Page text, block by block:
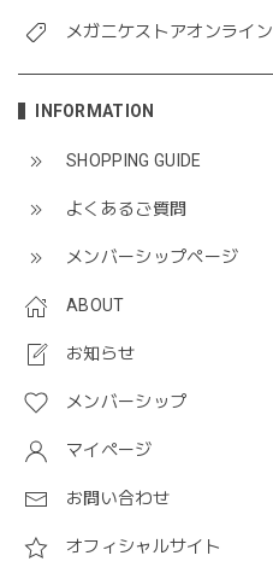
メガニケストアオンライン
INFORMATION
SHOPPING GUIDE
よくあるご質問
メンバーシップページ
ABOUT
お知らせ
メンバーシップ
マイページ
お問い合わせ
オフィシャルサイト